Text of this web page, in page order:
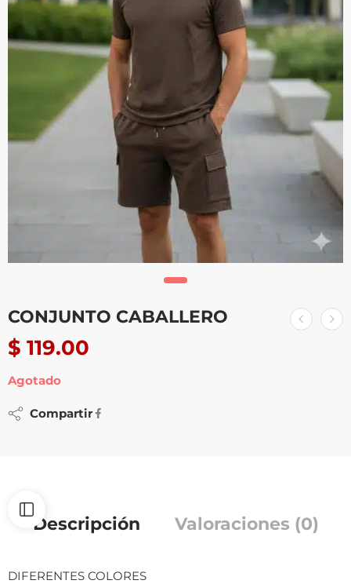
CONJUNTO CABALLERO
$ 119.00
Agotado
Compartir
Descripción Valoraciones (0)
DIFERENTES COLORES